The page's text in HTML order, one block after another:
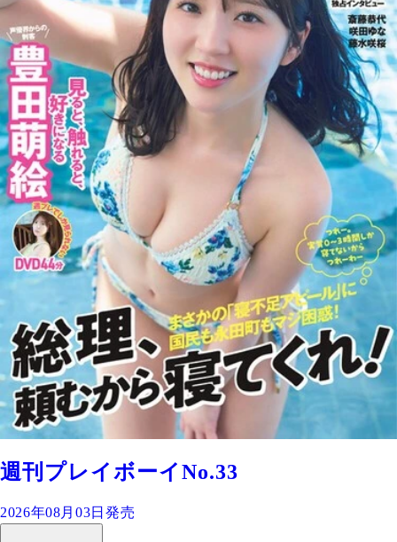
週刊プレイボーイNo.33
2026年08月03日発売